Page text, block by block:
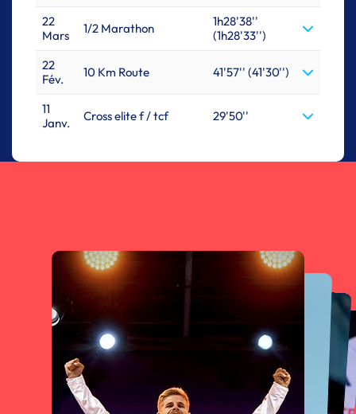
22
Mars
1/2 Marathon
1h28'38''
(1h28'33'')
22
Fév.
10 Km Route 41'57'' (41'30'')
11
Janv.
Cross elite f / tcf 29'50''